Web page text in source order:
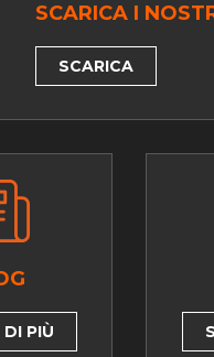
SCARICA I
SCARICA
DI PIÙ